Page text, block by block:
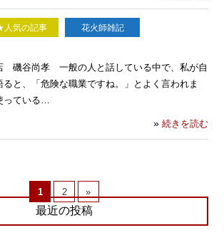
人気の記事 花火師雑記
磯谷尚孝 一般の人と話している中で、私が自
と、「危険な職業ですね。」とよく言われま
っている…
» 続きを読む
1 2 »
最近の投稿